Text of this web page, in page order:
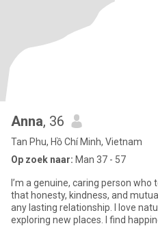
Anna, 36
Tan Phu, Hồ Chí Minh, Vietnam
Op zoek naar: Man 37 - 57
I’m a genuine, caring person
that honesty, kindness, and
any lasting relationship. I love nature, enjoy staying active, and like
exploring new places. I find